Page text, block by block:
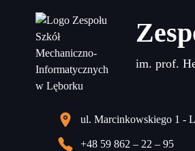
im. prof.
ul. Marcinkowskiego 1 -
+48 59 862 – 22 – 95